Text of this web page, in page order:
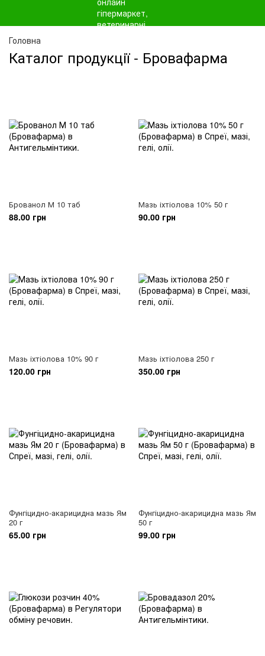
Головна
Каталог продукції - Бровафарма
Брованол М 10 таб
88.00 грн
Мазь іхтіолова 10% 50 г
90.00 грн
Мазь іхтіолова 10% 90 г
120.00 грн
Мазь іхтіолова 250 г
350.00 грн
Фунгіцидно-акарицидна мазь Ям
20 г
65.00 грн
Фунгіцидно-акарицидна мазь Ям
50 г
99.00 грн